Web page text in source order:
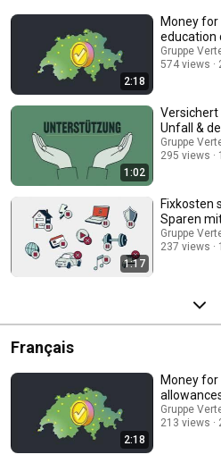
2:18
Money
education
Gruppe
574 views
1:02
Versichert
Unfall &
Gruppe
295 views
1:17
Fixkosten
Sparen
Gruppe
237 views
Français
2:18
Money
Gruppe
213 views